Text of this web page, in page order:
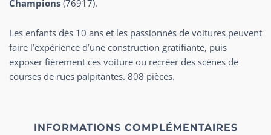
Champions (76917).
Les enfants dès 10 ans et les passionnés de voitures peuvent
faire l’expérience d’une construction gratifiante, puis
exposer fièrement ces voiture ou recréer des scènes de
courses de rues palpitantes. 808 pièces.